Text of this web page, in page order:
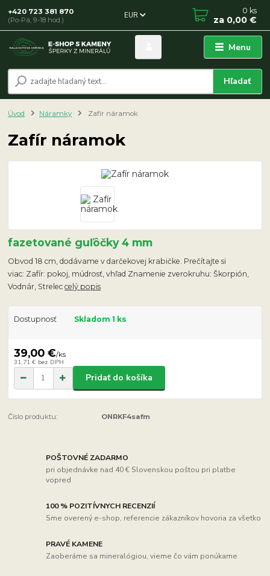
Menu
EUR
Hľadať
+420 723 381 870
(Po-Pá, 9-18 hod.)
0 ks
za 0,00 €
Úvod Náramky Zafír náramok
Zafír náramok
fazetované guľôčky 4 mm
Obvod 18 cm, dodávame v darčekovej krabičke. Prečítajte si
viac: Zafír: pokoj, múdrosť, vhľad Znamenie zverokruhu: Škorpión,
Vodnár, Streleccelý popis
Dostupnosť Skladom 1 ks
39,00 €/ks
31,71 € bez DPH
Pridať do košíka
Číslo produktu: ONRKF4safm
POŠTOVNÉ ZADARMO
pri objednávke nad 40 € Slovenskou poštou pri platbe
vopred
100 % POZITÍVNYCH RECENZIÍ
Sme overený e-shop, referencie zákazníkov hovoria za všetko
PRAVÉ KAMENE
Zaoberáme sa mineralógiou, vieme čo vám ponúkame